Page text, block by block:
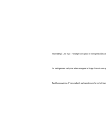
Stormøde på Lille Syd i Herfølge som optakt til
En helt igennem vellykket aften arrangeret af Køge Provsti som
Tak til arrangørerne, Peter Aalbæk og Ingrediensen for en helt